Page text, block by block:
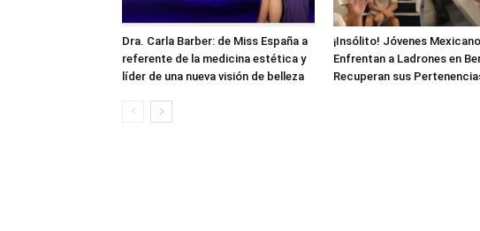
Dra. Carla Barber: de Miss España a
referente de la medicina estética y
líder de una nueva visión de belleza
¡Insólito! Jóvenes
Enfrentan a Ladrones en
Recuperan sus